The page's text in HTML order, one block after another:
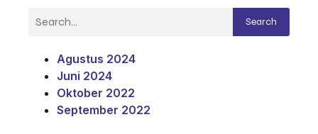
Search
Agustus 2024
Juni 2024
Oktober 2022
September 2022